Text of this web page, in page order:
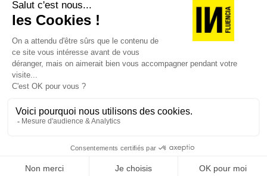
JE DÉCOUVRE LES NUMÉROS PRÉCÉDENTS
Je suis déjà abonné(e) :je consulte la revue en